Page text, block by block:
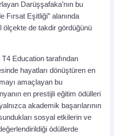
Darüşşafaka’nın bu
Fırsat Eşitliği” alanında
ölçekte de takdir gördüğünü
Education tarafından
hayatları dönüştüren en
amaçlayan bu
en prestijli eğitim ödülleri
akademik başarılarının
sosyal etkilerin ve
ödüllerde